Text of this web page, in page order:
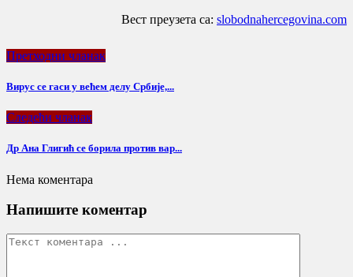
Вест преузета са: slobodnahercegovina.com
Претходни чланак
Вирус се гаси у већем делу Србије,...
Следећи чланак
Др Ана Глигић се борила против вар...
Нема коментара
Напишите коментар